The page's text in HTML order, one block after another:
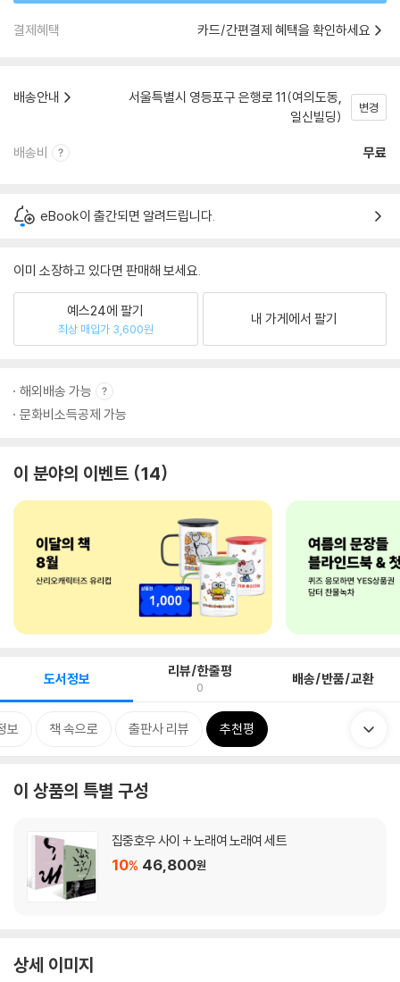
결제혜택 카드/간편결제 혜택을 확인하세요
배송안내
서울특별시 영등포구 은행로 11(여의도동,
일신빌딩)
변경
배송비 무료
eBook이 출간되면 알려드립니다.
이미 소장하고 있다면 판매해 보세요.
예스24에 팔기
최상 매입가 3,600원
내 가게에서 팔기
해외배송 가능
문화비소득공제 가능
이 분야의 이벤트 14
도서정보 리뷰/한줄평
0 배송/반품/교환
보 책 속으로 출판사 리뷰 추천평
이 상품의 특별 구성
집중호우 사이 + 노래여 노래여 세트
10% 46,800원
상세 이미지